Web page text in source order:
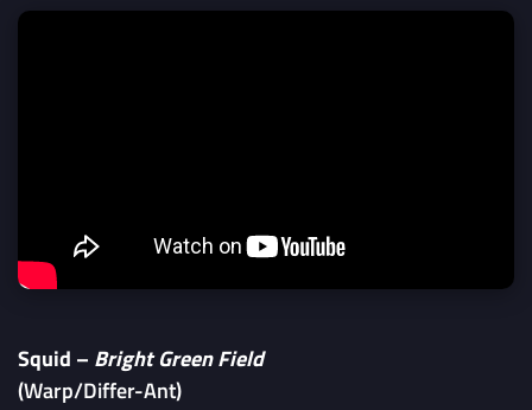
Squid – Bright Green Field
(Warp/Differ-Ant)